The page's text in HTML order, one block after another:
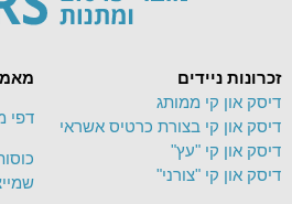
דפי
זכרונות ניידים
דיסק און קי ממותג
דיסק און קי בצורת כרטיס אשראי
דיסק און קי "עץ"
דיסק און קי "צורני"